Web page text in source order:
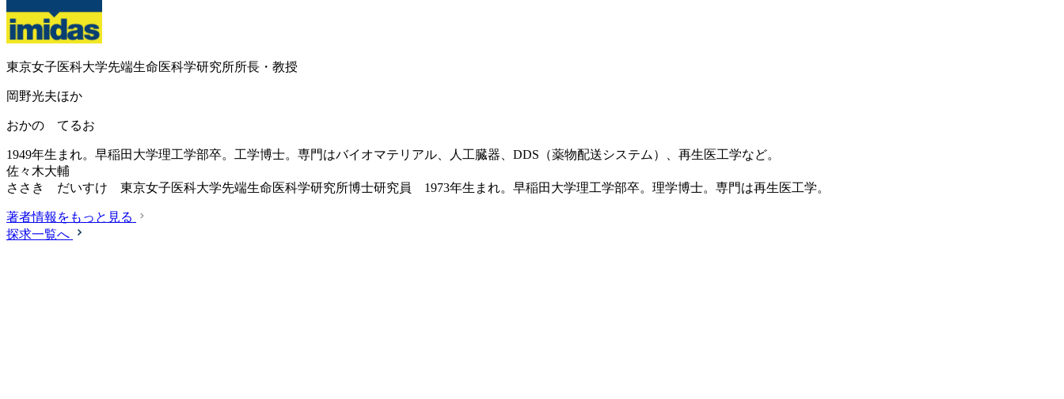
東京女子医科大学先端生命医科学研究所所長・教授
岡野光夫ほか
おかの てるお
1949年生まれ。早稲田大学理工学部卒。工学博士。専門はバイオマテリアル、人工臓器、DDS（薬物配送システム）、再生医工学など。
佐々木大輔
ささき だいすけ 東京女子医科大学先端生命医科学研究所博士研究員 1973年生まれ。早稲田大学理工学部卒。理学博士。専門は再生医工学。
著者情報をもっと見る
探求一覧へ